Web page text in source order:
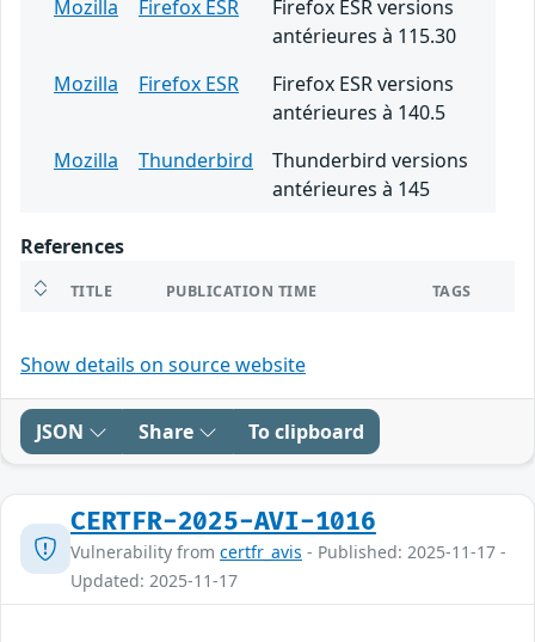
Mozilla Firefox ESR
Firefox ESR versions
antérieures à 115.30
Mozilla
Firefox ESR
Firefox ESR versions
antérieures à 140.5
Mozilla
Thunderbird
Thunderbird versions
antérieures à 145
References
TITLE PUBLICATION TIME TAGS
Show details on source website
JSON Share To clipboard
CERTFR-2025-AVI-1016
Vulnerability from certfr_avis - Published: 2025-11-17 -
Updated: 2025-11-17